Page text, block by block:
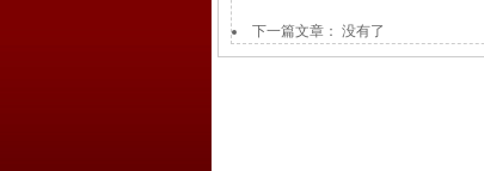
下一篇文章： 没有了